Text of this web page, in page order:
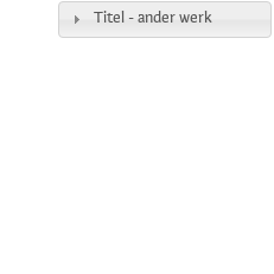
Titel - ander werk